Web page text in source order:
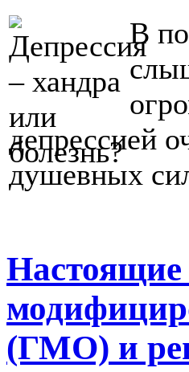
В
депрессией
душевных
(ГМО) и